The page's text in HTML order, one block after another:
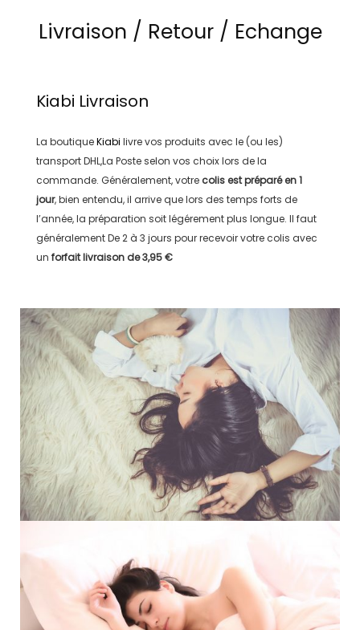
Livraison / Retour / Echange
Kiabi Livraison
La boutiqueKiabi livre vos produits avec le (ou les)
transportDHL,La Posteselon vos choix lors de la
commande. Généralement, votre colis est préparé en1
jour, bien entendu, il arrive que lors des temps forts de
l’année, la préparation soit légérement plus longue. Il faut
généralementDe 2 à 3 jours pour recevoir votre colis avec
un forfait livraison de3,95 €